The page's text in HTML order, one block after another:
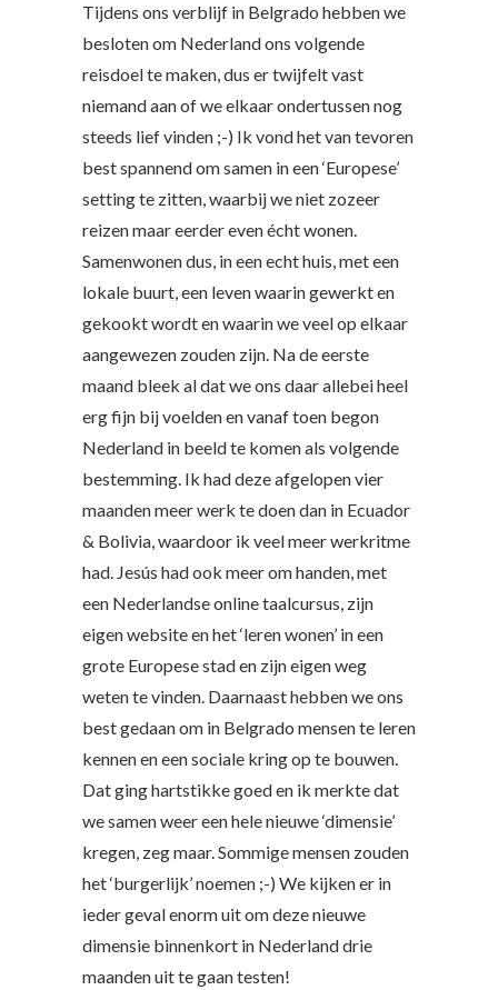
Tijdens ons verblijf in Belgrado hebben we
besloten om Nederland ons volgende
reisdoel te maken, dus er twijfelt vast
niemand aan of we elkaar ondertussen nog
steeds lief vinden ;-) Ik vond het van tevoren
best spannend om samen in een ‘Europese’
setting te zitten, waarbij we niet zozeer
reizen maar eerder even écht wonen.
Samenwonen dus, in een echt huis, met een
lokale buurt, een leven waarin gewerkt en
gekookt wordt en waarin we veel op elkaar
aangewezen zouden zijn. Na de eerste
maand bleek al dat we ons daar allebei heel
erg fijn bij voelden en vanaf toen begon
Nederland in beeld te komen als volgende
bestemming. Ik had deze afgelopen vier
maanden meer werk te doen dan in Ecuador
& Bolivia, waardoor ik veel meer werkritme
had. Jesús had ook meer om handen, met
een Nederlandse online taalcursus, zijn
eigen website en het ‘leren wonen’ in een
grote Europese stad en zijn eigen weg
weten te vinden. Daarnaast hebben we ons
best gedaan om in Belgrado mensen te leren
kennen en een sociale kring op te bouwen.
Dat ging hartstikke goed en ik merkte dat
we samen weer een hele nieuwe ‘dimensie’
kregen, zeg maar. Sommige mensen zouden
het ‘burgerlijk’ noemen ;-) We kijken er in
ieder geval enorm uit om deze nieuwe
dimensie binnenkort in Nederland drie
maanden uit te gaan testen!